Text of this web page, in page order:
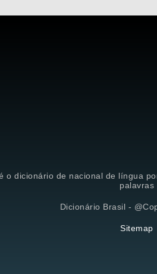
o dicionário de nacional de língua
palavras
Dicionário Brasil -
Sitemap